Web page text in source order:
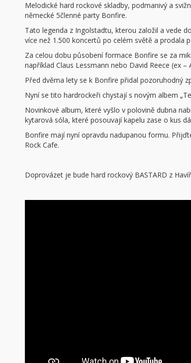
Melodické hard rockové skladby, podmanivý a
německé 5členné party Bonfire.
Tato legenda z Ingolstadtu, kterou založil a vede
více než 1.500 koncertů po celém světě a prodala
Za celou dobu působení formace Bonfire se za
například Claus Lessmann nebo David Reece (ex –
Před dvěma lety se k Bonfire přidal pozoruhodný
Nyní se tito hardrockeři chystají s novým albem
Novinkové album, které vyšlo v polovině dubna
kytarová sóla, které posouvají kapelu zase o kus
Bonfire mají nyní opravdu nadupanou formu.
Rock Cafe.
Doprovázet je bude hard rockový BASTARD z